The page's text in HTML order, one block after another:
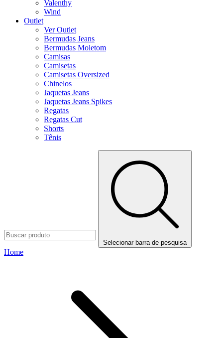
Valenthy
Wind
Outlet
Ver Outlet
Bermudas Jeans
Bermudas Moletom
Camisas
Camisetas
Camisetas Oversized
Chinelos
Jaquetas Jeans
Jaquetas Jeans Spikes
Regatas
Regatas Cut
Shorts
Tênis
Selecionar barra de pesquisa
Home